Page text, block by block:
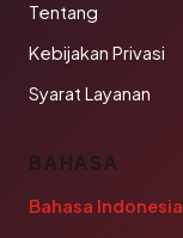
Tentang
Kebijakan Privasi
Syarat Layanan
BAHASA
Bahasa Indonesia